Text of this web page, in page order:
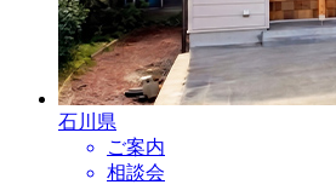
石川県
ご案内
相談会